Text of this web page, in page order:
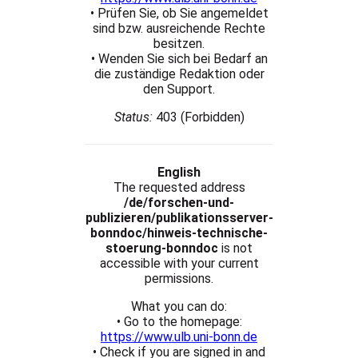
• Prüfen Sie, ob Sie angemeldet
sind bzw. ausreichende Rechte
besitzen.
• Wenden Sie sich bei Bedarf an
die zuständige Redaktion oder
den Support.
Status:403 (Forbidden)
English
The requested address
/de/forschen-und-
publizieren/publikationsserver-
bonndoc/hinweis-technische-
stoerung-bonndoc is not
accessible with your current
permissions.
What you can do:
• Go to the homepage:
https://www.ulb.uni-bonn.de
• Check if you are signed in and